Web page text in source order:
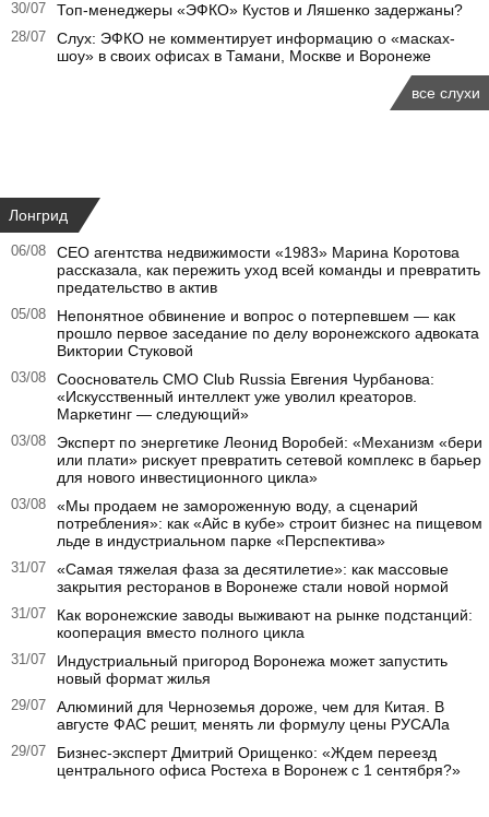
30/07 Топ-менеджеры «ЭФКО» Кустов и Ляшенко задержаны?
28/07
Слух: ЭФКО не комментирует информацию о «масках-
шоу» в своих офисах в Тамани, Москве и Воронеже
все слухи
Лонгрид
06/08
CEO агентства недвижимости «1983» Марина Коротова
рассказала, как пережить уход всей команды и превратить
предательство в актив
05/08
Непонятное обвинение и вопрос о потерпевшем — как
прошло первое заседание по делу воронежского адвоката
Виктории Стуковой
03/08
Сооснователь CMO Club Russia Евгения Чурбанова:
«Искусственный интеллект уже уволил креаторов.
Маркетинг — следующий»
03/08
Эксперт по энергетике Леонид Воробей: «Механизм «бери
или плати» рискует превратить сетевой комплекс в барьер
для нового инвестиционного цикла»
03/08
«Мы продаем не замороженную воду, а сценарий
потребления»: как «Айс в кубе» строит бизнес на пищевом
льде в индустриальном парке «Перспектива»
31/07
«Самая тяжелая фаза за десятилетие»: как массовые
закрытия ресторанов в Воронеже стали новой нормой
31/07
Как воронежские заводы выживают на рынке подстанций:
кооперация вместо полного цикла
31/07
Индустриальный пригород Воронежа может запустить
новый формат жилья
29/07
Алюминий для Черноземья дороже, чем для Китая. В
августе ФАС решит, менять ли формулу цены РУСАЛа
29/07
Бизнес-эксперт Дмитрий Орищенко: «Ждем переезд
центрального офиса Ростеха в Воронеж с 1 сентября?»